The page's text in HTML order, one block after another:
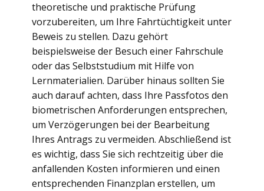
theoretische und praktische Prüfung
vorzubereiten, um Ihre Fahrtüchtigkeit unter
Beweis zu stellen. Dazu gehört
beispielsweise der Besuch einer Fahrschule
oder das Selbststudium mit Hilfe von
Lernmaterialien. Darüber hinaus sollten Sie
auch darauf achten, dass Ihre Passfotos den
biometrischen Anforderungen entsprechen,
um Verzögerungen bei der Bearbeitung
Ihres Antrags zu vermeiden. Abschließend ist
es wichtig, dass Sie sich rechtzeitig über die
anfallenden Kosten informieren und einen
entsprechenden Finanzplan erstellen, um